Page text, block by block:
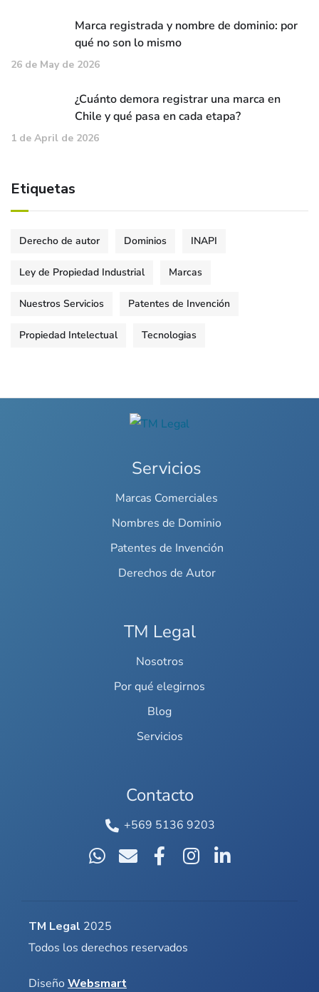
Marca registrada y nombre de dominio: por
qué no son lo mismo
26 de May de 2026
¿Cuánto demora registrar una marca en
Chile y qué pasa en cada etapa?
1 de April de 2026
Etiquetas
Derecho de autor Dominios INAPI
Ley de Propiedad Industrial Marcas
Nuestros Servicios Patentes de Invención
Propiedad Intelectual Tecnologias
Servicios
Marcas Comerciales
Nombres de Dominio
Patentes de Invención
Derechos de Autor
TM Legal
Nosotros
Por qué elegirnos
Blog
Servicios
Contacto
+569 5136 9203
TM Legal 2025
Todos los derechos reservados
Diseño Websmart